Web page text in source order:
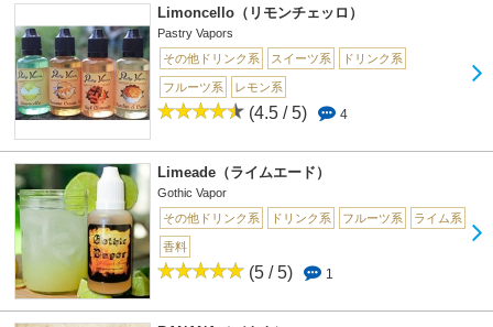
Limoncello（リモンチェッロ）
Pastry Vapors
その他ドリンク系
スイーツ系 ドリンク系
フルーツ系 レモン系
(4.5 / 5) 4
Limeade（ライムエード）
Gothic Vapor
その他ドリンク系
ドリンク系 フルーツ系 ライム系
香料
(5 / 5) 1